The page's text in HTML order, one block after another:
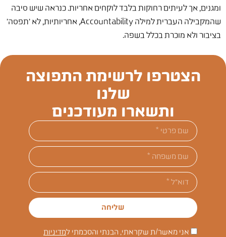
ומגנים, אך לעיתים רחוקות בלבד לוקחים אחריות. כנראה שיש סיבה
שהמקבילה העברית למילה Accountability, אחריותיות, לא 'תפסה'
בציבור ולא מוכרת בכלל בשפה.
הצטרפו לרשימת התפוצה
שלנו
ותשארו מעודכנים
אני מאשר/ת שקראתי, הבנתי והסכמתי למדיניות
שליחה